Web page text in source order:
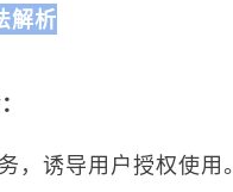
解析
诱导用户授权使用。